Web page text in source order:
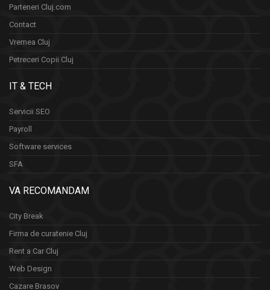
Parteneri Cluj.com
Contact
Vremea Cluj
Petreceri Copii Cluj
IT & TECH
Servicii SEO
Payroll
Software services
SFA
VA RECOMANDAM
City Break
Firma de curatenie Cluj
Rent a Car Cluj
Web Design
Cazare Brasov